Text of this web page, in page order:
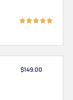
$149.00